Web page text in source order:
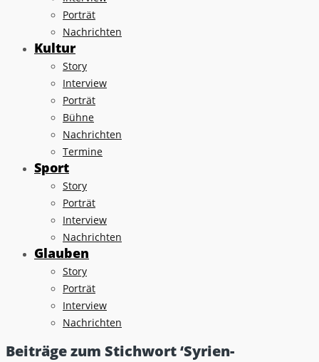
Porträt
Nachrichten
Kultur
Story
Interview
Porträt
Bühne
Nachrichten
Termine
Sport
Story
Porträt
Interview
Nachrichten
Glauben
Story
Porträt
Interview
Nachrichten
Beiträge zum Stichwort ‘Syrien-